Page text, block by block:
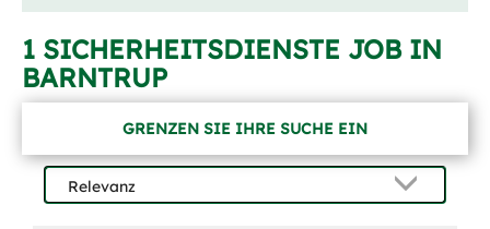
1 SICHERHEITSDIENSTE JOB IN
BARNTRUP
GRENZEN SIE IHRE SUCHE EIN